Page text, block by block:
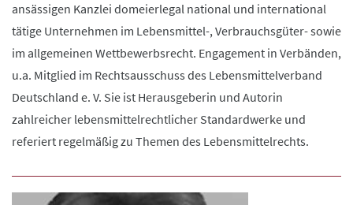
ansässigen Kanzlei domeierlegal national und international
tätige Unternehmen im Lebensmittel-, Verbrauchsgüter- sowie
im allgemeinen Wettbewerbsrecht. Engagement in Verbänden,
u.a. Mitglied im Rechtsausschuss des Lebensmittelverband
Deutschland e. V. Sie ist Herausgeberin und Autorin
zahlreicher lebensmittelrechtlicher Standardwerke und
referiert regelmäßig zu Themen des Lebensmittelrechts.